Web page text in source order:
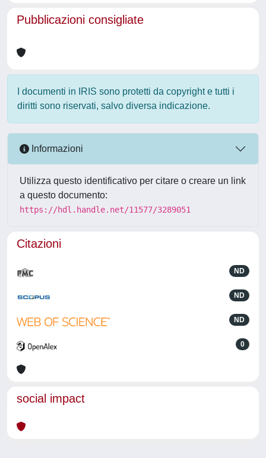
Pubblicazioni consigliate
I documenti in IRIS sono protetti da copyright e tutti i
diritti sono riservati, salvo diversa indicazione.
Informazioni
Utilizza questo identificativo per citare o creare un link
a questo documento:
https://hdl.handle.net/11577/3289051
Citazioni
ND
ND
ND
0
social impact